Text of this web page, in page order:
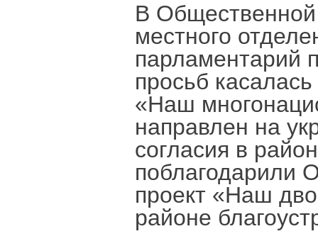
В Общественной
местного
парламентарий
просьб
«Наш
направлен на
согласия в
поблагодарили
проект «Наш
районе